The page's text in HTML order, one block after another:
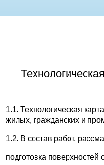
1.1. Технологическая
жилых, гражданских и
1.2. В состав работ,
подготовка поверхностей